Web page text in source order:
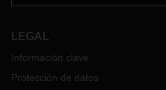
LEGAL
Información clave
Protección de datos